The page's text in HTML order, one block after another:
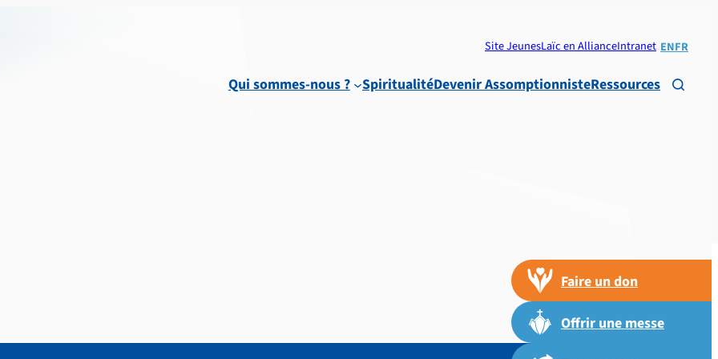
Site JeunesLaïc en AllianceIntranet ENFR
Qui sommes-nous ? SpiritualitéDevenir AssomptionnisteRessources 
Faire un don
Offrir une messe